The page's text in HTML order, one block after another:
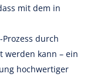
mit dem in
durch
werden kann – ein
hochwertiger